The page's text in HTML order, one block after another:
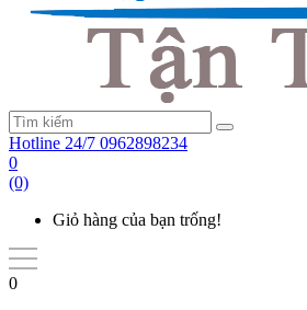
Hotline 24/7 0962898234
0
(0)
Giỏ hàng của bạn trống!
0